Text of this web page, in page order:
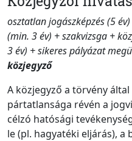
osztatlan jogászképzés (5
(min. 3 év) + szakvizsga +
3 év) + sikeres pályázat
közjegyző
A közjegyző a törvény
pártatlansága révén a
célzó hatósági
le (pl. hagyatéki eljárás),